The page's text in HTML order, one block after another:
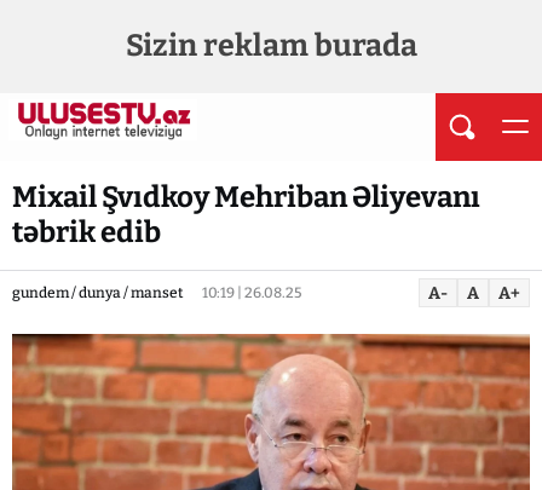
Sizin reklam burada
Mixail Şvıdkoy Mehriban Əliyevanı
təbrik edib
gundem / dunya / manset 10:19 | 26.08.25 A- A A+